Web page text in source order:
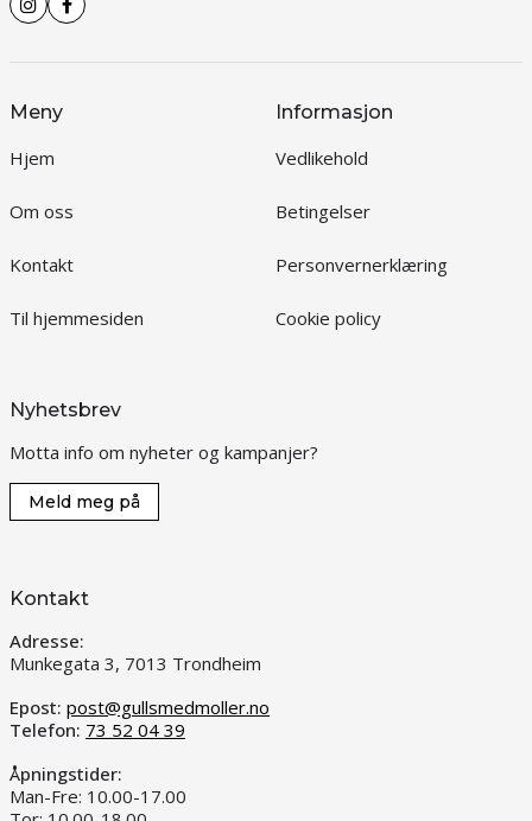
Meny
Hjem
Om oss
Kontakt
Til hjemmesiden
Informasjon
Vedlikehold
Betingelser
Personvernerklæring
Cookie policy
Nyhetsbrev
Motta info om nyheter og kampanjer?
Meld meg på
Kontakt
Adresse:
Munkegata 3, 7013 Trondheim
Epost: post@gullsmedmoller.no
Telefon: 73 52 04 39
Åpningstider:
Man-Fre: 10.00-17.00